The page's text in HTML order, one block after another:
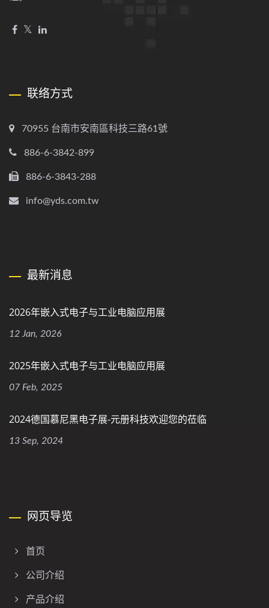
联络方式
70955 台南市安南區科技三路61號
886-6-3842-899
886-6-3843-288
info@yds.com.tw
最新消息
2026年嵌入式电子与工业电脑应用展
12 Jan, 2026
2025年嵌入式电子与工业电脑应用展
07 Feb, 2025
2024德国慕尼黑电子展-元册科技欢迎您的莅临
13 Sep, 2024
网页导览
首页
公司介绍
产品介绍